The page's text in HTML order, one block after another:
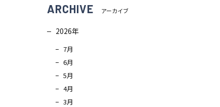
ARCHIVE アーカイブ
2026年
7月
6月
5月
4月
3月